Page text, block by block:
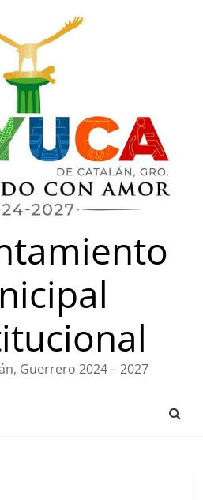
Guerrero 2024 – 2027